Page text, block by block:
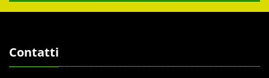
Contatti